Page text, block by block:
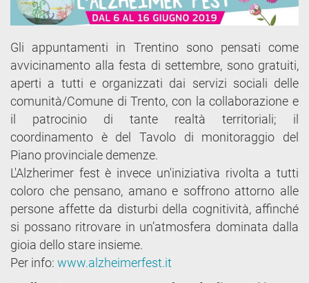
Gli appuntamenti in Trentino sono pensati come
avvicinamento alla festa di settembre, sono gratuiti,
aperti a tutti e organizzati dai servizi sociali delle
comunità/Comune di Trento, con la collaborazione e
il patrocinio di tante realtà territoriali; il
coordinamento è del Tavolo di monitoraggio del
Piano provinciale demenze.
L'Alzherimer fest è invece un'iniziativa rivolta a tutti
coloro che pensano, amano e soffrono attorno alle
persone affette da disturbi della cognitività, affinché
si possano ritrovare in un’atmosfera dominata dalla
gioia dello stare insieme.
Per info: www.alzheimerfest.it